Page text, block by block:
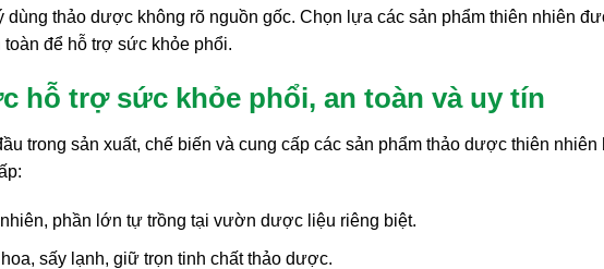
thảo dược không rõ nguồn gốc. Chọn lựa các sản phẩm thiên nhiên
để hỗ trợ sức khỏe phổi.
hỗ trợ sức khỏe phổi, an toàn và uy tín
trong sản xuất, chế biến và cung cấp các sản phẩm thảo dược thiên nhiên
phần lớn tự trồng tại vườn dược liệu riêng biệt.
sấy lạnh, giữ trọn tinh chất thảo dược.